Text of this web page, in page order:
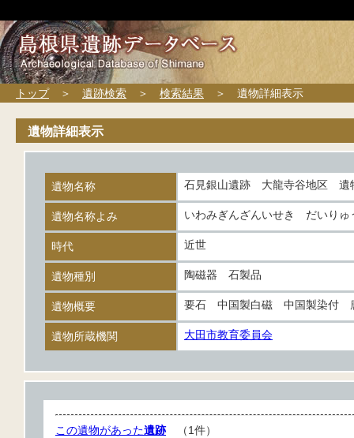
トップ＞ 遺跡検索 ＞ 検索結果 ＞ 遺物詳細表示
遺物詳細表示
遺物名称 石見銀山遺跡 大龍寺谷地区 遺
遺物名称よみ いわみぎんざんいせき だいり
時代 近世
遺物種別 陶磁器 石製品
遺物概要 要石 中国製白磁 中国製染付
遺物所蔵機関 大田市教育委員会
この遺物があった遺跡（1件）